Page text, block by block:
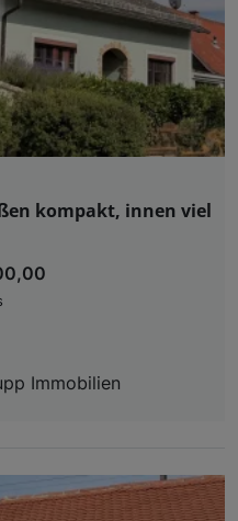
kompakt, innen viel
Immobilien